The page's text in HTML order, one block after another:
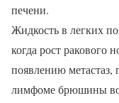
печени.
Жидкость в легких
когда рост ракового
появлению
лимфоме брюшины